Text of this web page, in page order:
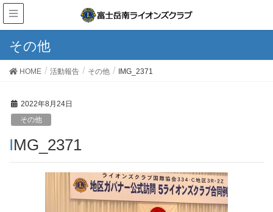
その他
HOME 活動報告 その他 IMG_2371
2022年8月24日
その他
IMG_2371